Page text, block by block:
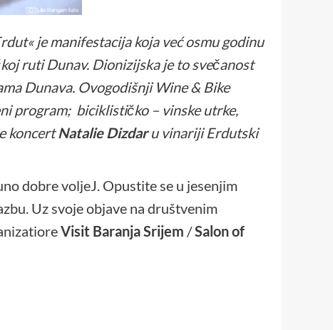
je manifestacija koja već osmu godinu
ruti Dunav. Dionizijska je to svečanost
Dunava. Ovogodišnji Wine & Bike
program; biciklističko – vinske utrke,
koncertNatalie Dizdaru vinariji Erdutski
dobre voljeJ. Opustite se u jesenjim
Uz svoje objave na društvenim
Visit Baranja Srijem /Salon of